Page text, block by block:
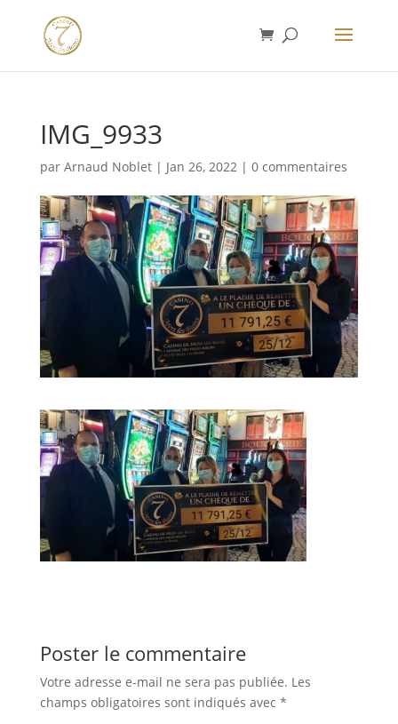
IMG_9933
par Arnaud Noblet| Jan 26, 2022| 0 commentaires
Poster le commentaire
Votre adresse e-mail ne sera pas publiée. Les
champs obligatoires sont indiqués avec *